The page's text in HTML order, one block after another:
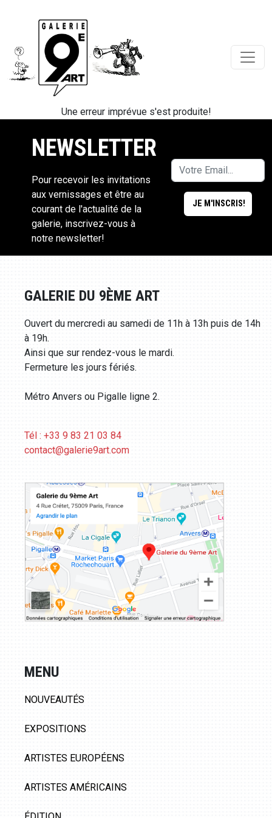
Une erreur imprévue s'est produite!
NEWSLETTER
Pour recevoir les invitations
aux vernissages et être au
courant de l'actualité de la
galerie, inscrivez-vous à
notre newsletter!
GALERIE DU 9ÈME ART
Ouvert du mercredi au samedi de 11h à 13h puis de 14h
à 19h.
Ainsi que sur rendez-vous le mardi.
Fermeture les jours fériés.
Métro Anvers ou Pigalle ligne 2.
Tél : +33 9 83 21 03 84
contact@galerie9art.com
MENU
NOUVEAUTÉS
EXPOSITIONS
ARTISTES EUROPÉENS
ARTISTES AMÉRICAINS